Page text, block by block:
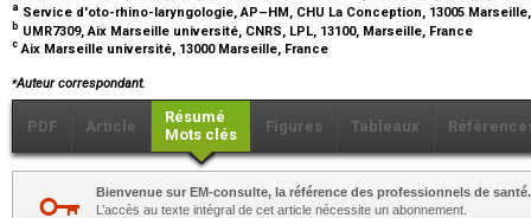
a Service d'oto-rhino-laryngologie, AP–HM, CHU La Conception, 13005
b UMR7309, Aix Marseille université, CNRS, LPL, 13100, Marseille, France
c Aix Marseille université, 13000 Marseille, France
⁎Auteur correspondant.
PDF Article
Résumé
Mots clés
Figures Tableaux
Bienvenue sur EM-consulte, la référence des professionnels de santé.
L’accès au texte intégral de cet article nécessite un abonnement.